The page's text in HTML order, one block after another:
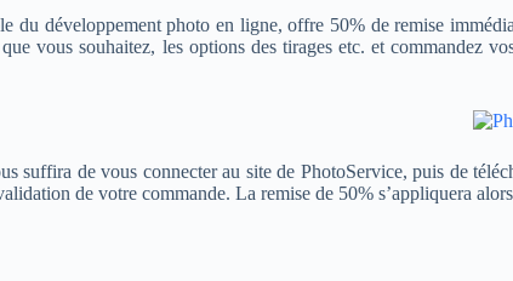
du développement photo en ligne, offre 50% de remise
vous souhaitez, les options des tirages etc. et commandez
suffira de vous connecter au site de PhotoService, puis de
de votre commande. La remise de 50% s’appliquera